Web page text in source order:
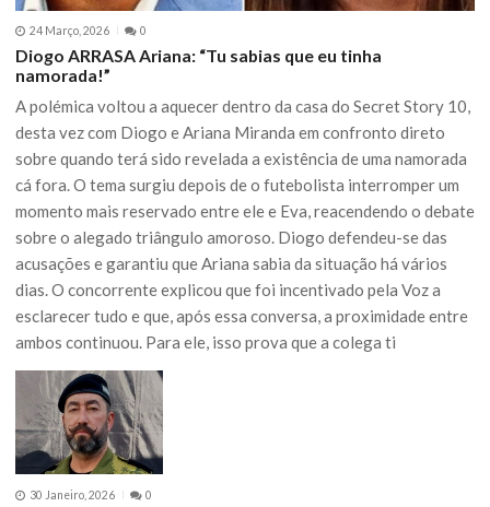
24 Março, 2026 0
Diogo ARRASA Ariana: “Tu sabias que eu tinha
namorada!”
A polémica voltou a aquecer dentro da casa do Secret Story 10,
desta vez com Diogo e Ariana Miranda em confronto direto
sobre quando terá sido revelada a existência de uma namorada
cá fora. O tema surgiu depois de o futebolista interromper um
momento mais reservado entre ele e Eva, reacendendo o debate
sobre o alegado triângulo amoroso. Diogo defendeu-se das
acusações e garantiu que Ariana sabia da situação há vários
dias. O concorrente explicou que foi incentivado pela Voz a
esclarecer tudo e que, após essa conversa, a proximidade entre
ambos continuou. Para ele, isso prova que a colega ti
30 Janeiro, 2026 0